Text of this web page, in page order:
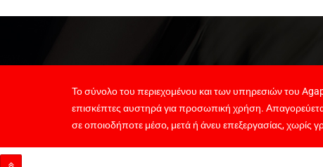
Το σύνολο του περιεχομένου και των υπηρεσιών του
επισκέπτες αυστηρά για προσωπική χρήση.
σε οποιοδήποτε μέσο, μετά ή άνευ επεξεργασίας, χωρίς